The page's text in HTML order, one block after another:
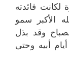
لكانت فائدته
الأكبر سمو
وقد بذل
أبيه وحتى